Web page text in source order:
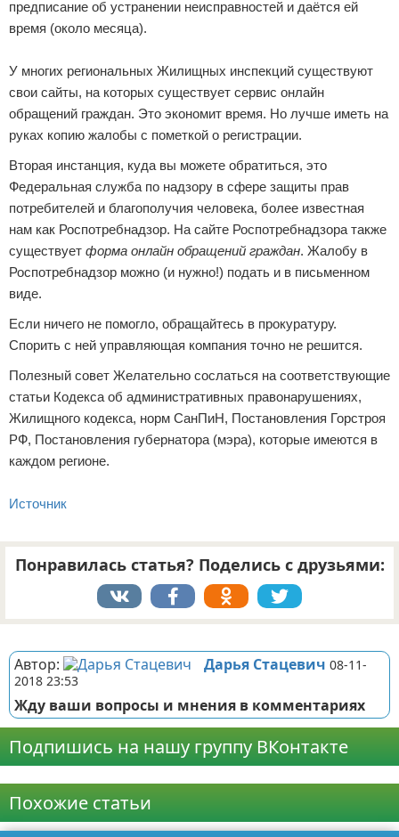
предписание об устранении неисправностей и даётся ей
время (около месяца).
У многих региональных Жилищных инспекций существуют
свои сайты, на которых существует сервис онлайн
обращений граждан. Это экономит время. Но лучше иметь на
руках копию жалобы с пометкой о регистрации.
Вторая инстанция, куда вы можете обратиться, это
Федеральная служба по надзору в сфере защиты прав
потребителей и благополучия человека, более известная
нам как Роспотребнадзор. На сайте Роспотребнадзора также
существует форма онлайн обращений граждан. Жалобу в
Роспотребнадзор можно (и нужно!) подать и в письменном
виде.
Если ничего не помогло, обращайтесь в прокуратуру.
Спорить с ней управляющая компания точно не решится.
Полезный совет Желательно сослаться на соответствующие
статьи Кодекса об административных правонарушениях,
Жилищного кодекса, норм СанПиН, Постановления Горстроя
РФ, Постановления губернатора (мэра), которые имеются в
каждом регионе.
Источник
Понравилась статья? Поделись с друзьями:
Автор: Дарья Стацевич 08-11-
2018 23:53
Жду ваши вопросы и мнения в комментариях
Подпишись на нашу группу ВКонтакте
Похожие статьи